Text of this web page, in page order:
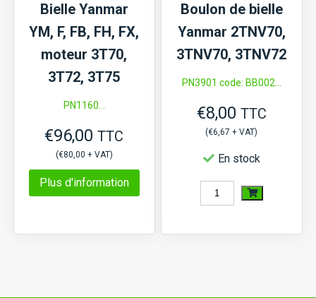
3T84,
3T90
Bielle Yanmar
YM, F, FB, FH, FX,
moteur 3T70,
3T72, 3T75
PN1160...
€96,00 TTC
(€80,00 + VAT)
Plus d'information
Boulon de bielle
Yanmar 2TNV70,
3TNV70, 3TNV72
PN3901 code: BB002...
€8,00 TTC
(€6,67 + VAT)
En stock
quantité
Boulon